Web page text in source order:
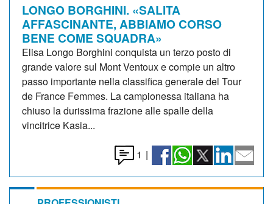
LONGO BORGHINI. «SALITA
AFFASCINANTE, ABBIAMO CORSO
BENE COME SQUADRA»
Elisa Longo Borghini conquista un terzo posto di
grande valore sul Mont Ventoux e compie un altro
passo importante nella classifica generale del Tour
de France Femmes. La campionessa italiana ha
chiuso la durissima frazione alle spalle della
vincitrice Kasia...
1 |